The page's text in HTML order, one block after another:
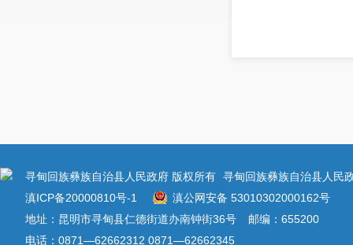
寻甸回族彝族自治县人民政府 版权所有 寻甸回族彝族自治县人民
滇ICP备20000810号-1
滇公网安备 53010302000162号
地址：昆明市寻甸县仁德街道办南钟街36号
邮编：655200
电话：0871—62662312 0871—62662345